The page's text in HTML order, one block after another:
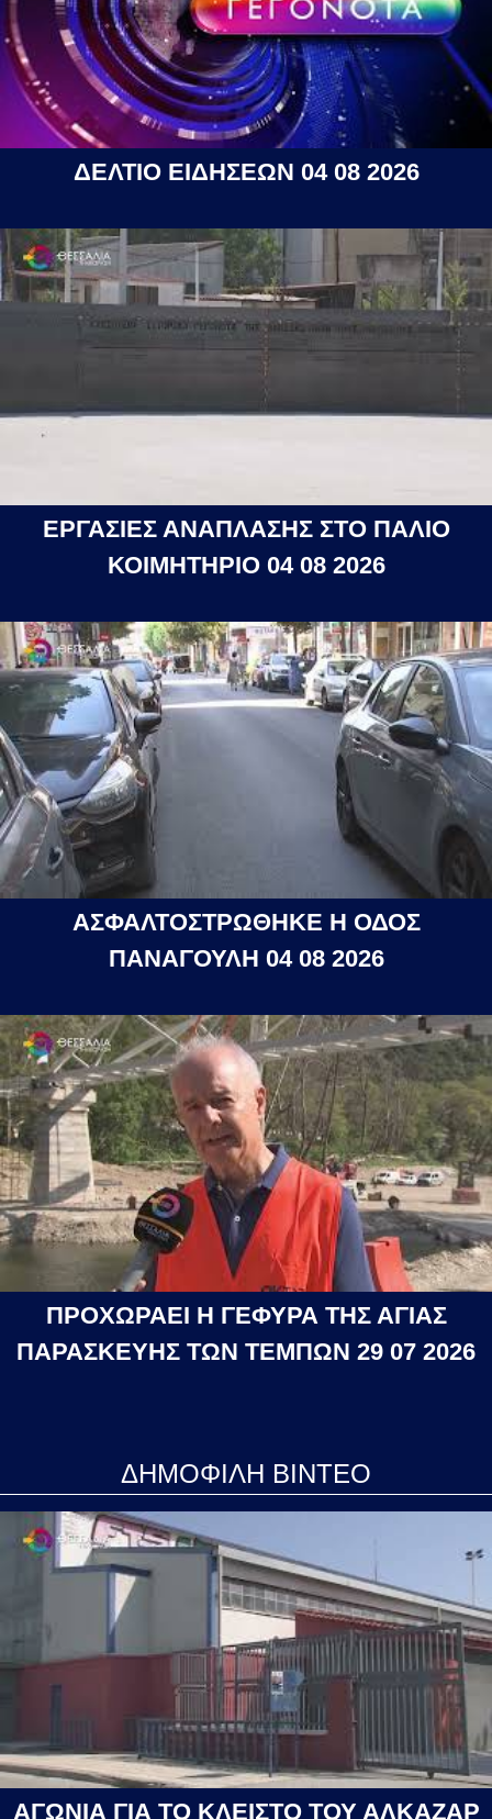
ΔΕΛΤΙΟ ΕΙΔΗΣΕΩΝ 04 08 2026
ΕΡΓΑΣΙΕΣ ΑΝΑΠΛΑΣΗΣ ΣΤΟ ΠΑΛΙΟ
ΚΟΙΜΗΤΗΡΙΟ 04 08 2026
ΑΣΦΑΛΤΟΣΤΡΩΘΗΚΕ Η ΟΔΟΣ
ΠΑΝΑΓΟΥΛΗ 04 08 2026
ΠΡΟΧΩΡΑΕΙ Η ΓΕΦΥΡΑ ΤΗΣ ΑΓΙΑΣ
ΠΑΡΑΣΚΕΥΗΣ ΤΩΝ ΤΕΜΠΩΝ 29 07 2026
ΔΗΜΟΦΙΛΗ ΒΙΝΤΕΟ
ΑΓΩΝΙΑ ΓΙΑ ΤΟ ΚΛΕΙΣΤΟ ΤΟΥ ΑΛΚΑΖΑΡ